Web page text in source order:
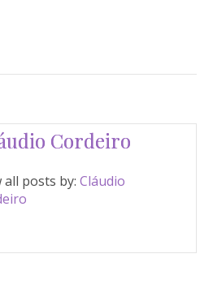
Cordeiro
all posts by: Cláudio